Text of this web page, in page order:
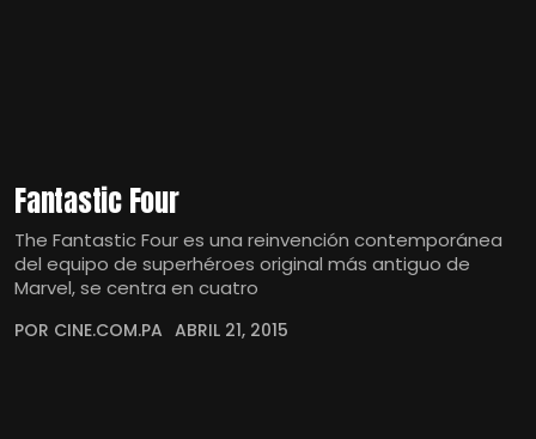
Fantastic Four
The Fantastic Four es una reinvención contemporánea
del equipo de superhéroes original más antiguo de
Marvel, se centra en cuatro
POR CINE.COM.PA ABRIL 21, 2015